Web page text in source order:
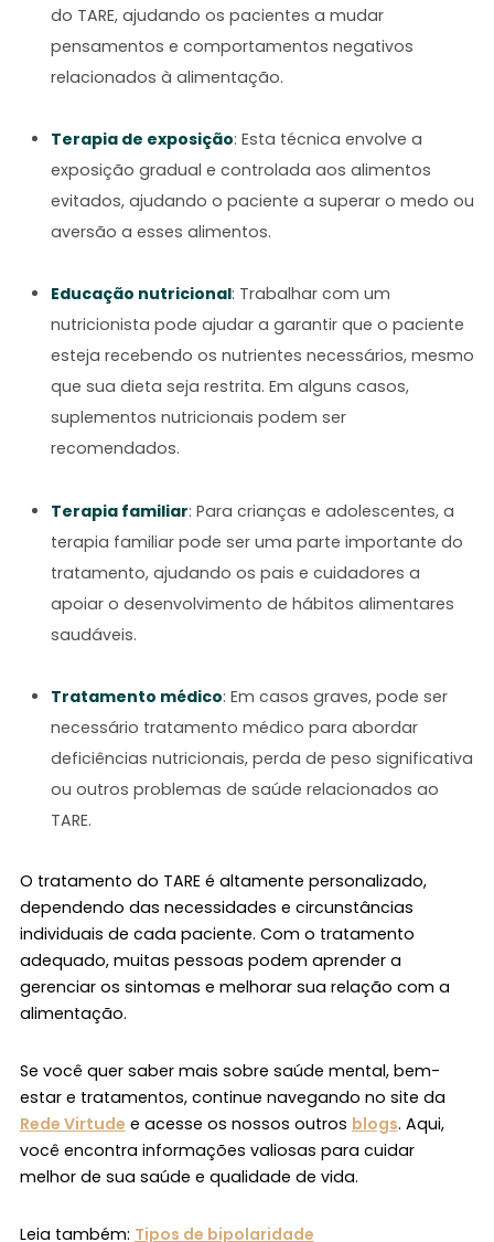
do TARE, ajudando os pacientes a mudar
pensamentos e comportamentos negativos
relacionados à alimentação.
Terapia de exposição: Esta técnica envolve a
exposição gradual e controlada aos alimentos
evitados, ajudando o paciente a superar o medo ou
aversão a esses alimentos.
Educação nutricional: Trabalhar com um
nutricionista pode ajudar a garantir que o paciente
esteja recebendo os nutrientes necessários, mesmo
que sua dieta seja restrita. Em alguns casos,
suplementos nutricionais podem ser
recomendados.
Terapia familiar: Para crianças e adolescentes, a
terapia familiar pode ser uma parte importante do
tratamento, ajudando os pais e cuidadores a
apoiar o desenvolvimento de hábitos alimentares
saudáveis.
Tratamento médico: Em casos graves, pode ser
necessário tratamento médico para abordar
deficiências nutricionais, perda de peso significativa
ou outros problemas de saúde relacionados ao
TARE.
O tratamento do TARE é altamente personalizado,
dependendo das necessidades e circunstâncias
individuais de cada paciente. Com o tratamento
adequado, muitas pessoas podem aprender a
gerenciar os sintomas e melhorar sua relação com a
alimentação.
Se você quer saber mais sobre saúde mental, bem-
estar e tratamentos, continue navegando no site da
Rede Virtude e acesse os nossos outros blogs. Aqui,
você encontra informações valiosas para cuidar
melhor de sua saúde e qualidade de vida.
Leia também: Tipos de bipolaridade